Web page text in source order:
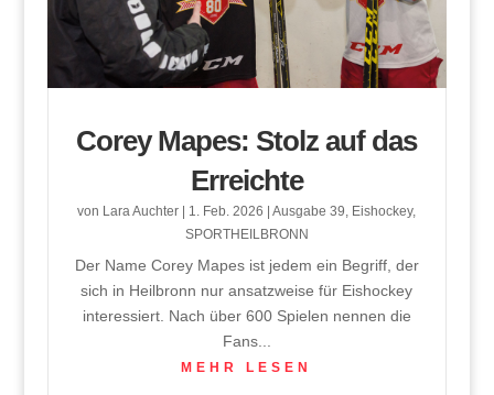
Corey Mapes: Stolz auf das
Erreichte
von Lara Auchter 1. Feb. 2026 |Ausgabe 39, Eishockey,
SPORTHEILBRONN
Der Name Corey Mapes ist jedem ein Begriff, der
sich in Heilbronn nur ansatzweise für Eishockey
interessiert. Nach über 600 Spielen nennen die
Fans...
MEHR LESEN